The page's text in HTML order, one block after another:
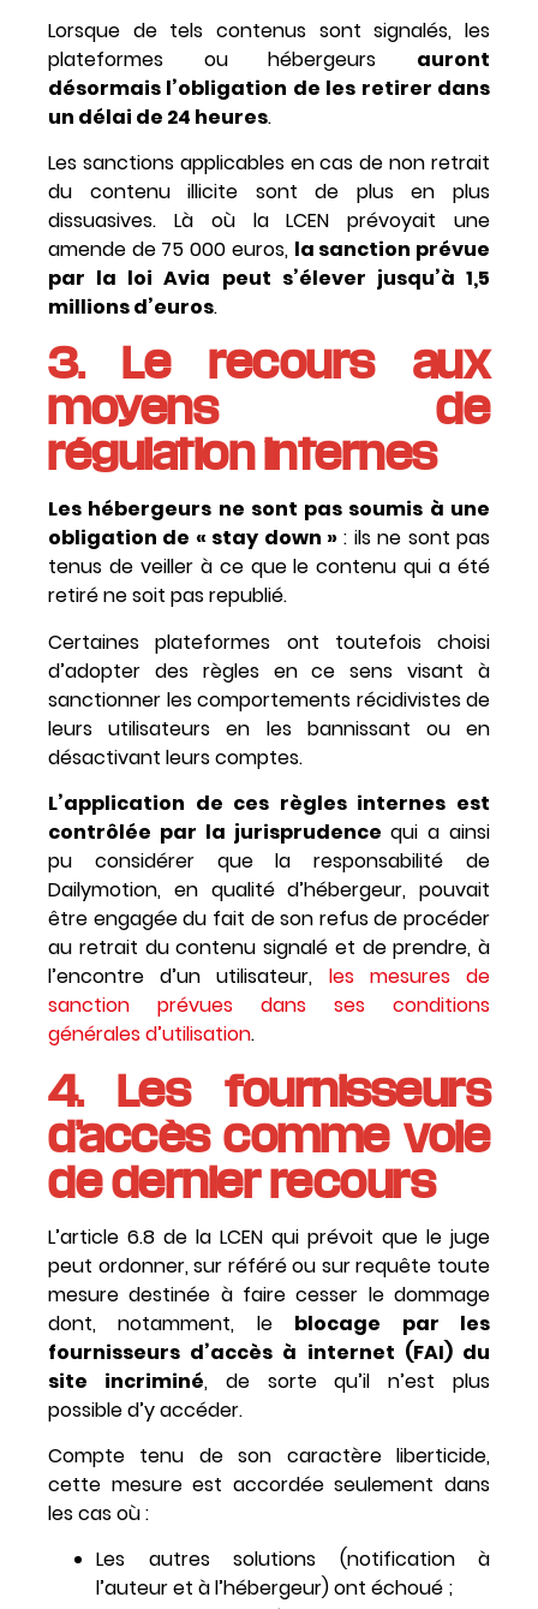
Lorsque de tels contenus sont signalés, les
plateformes ou hébergeurs auront
désormais l’obligation de les retirer dans
un délai de 24 heures.
Les sanctions applicables en cas de non retrait
du contenu illicite sont de plus en plus
dissuasives. Là où la LCEN prévoyait une
amende de 75 000 euros, la sanction prévue
par la loi Avia peut s’élever jusqu’à 1,5
millions d’euros.
3. Le recours aux
moyens de
régulation internes
Les hébergeurs ne sont pas soumis à une
obligation de « stay down » : ils ne sont pas
tenus de veiller à ce que le contenu qui a été
retiré ne soit pas republié.
Certaines plateformes ont toutefois choisi
d’adopter des règles en ce sens visant à
sanctionner les comportements récidivistes de
leurs utilisateurs en les bannissant ou en
désactivant leurs comptes.
L’application de ces règles internes est
contrôlée par la jurisprudence qui a ainsi
pu considérer que la responsabilité de
Dailymotion, en qualité d’hébergeur, pouvait
être engagée du fait de son refus de procéder
au retrait du contenu signalé et de prendre, à
l’encontre d’un utilisateur, les mesures de
sanction prévues dans ses conditions
générales d’utilisation.
4. Les fournisseurs
d’accès comme voie
de dernier recours
L’article 6.8 de la LCEN qui prévoit que le juge
peut ordonner, sur référé ou sur requête toute
mesure destinée à faire cesser le dommage
dont, notamment, le blocage par les
fournisseurs d’accès à internet (FAI) du
site incriminé, de sorte qu’il n’est plus
possible d’y accéder.
Compte tenu de son caractère liberticide,
cette mesure est accordée seulement dans
les cas où :
Les autres solutions (notification à
l’auteur et à l’hébergeur) ont échoué ;